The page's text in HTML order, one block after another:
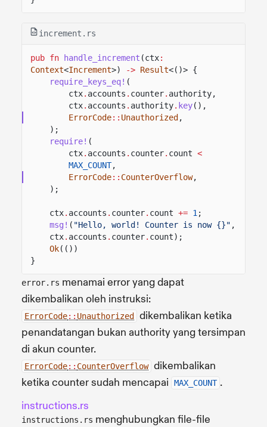
increment.rs
pub fn handle_increment (ctx:
Context<Increment>) -> Result<()> {
require_keys_eq! (
ctx. accounts . counter. authority,
ctx. accounts . authority. key(),
ErrorCode:: Unauthorized ,
);
require! (
ctx. accounts . counter. count <
MAX_COUNT,
ErrorCode:: CounterOverflow,
);
ctx. accounts . counter. count += 1 ;
msg! ( "Hello, world! Counter is now {}" ,
ctx. accounts . counter. count);
Ok(())
}
error.rs menamai error yang dapat
dikembalikan oleh instruksi:
ErrorCode:: Unauthorized
dikembalikan ketika
penandatangan bukan authority yang tersimpan
di akun counter.
ErrorCode:: CounterOverflow dikembalikan
ketika counter sudah mencapai
MAX_COUNT .
instructions.rs
instructions.rs menghubungkan file-file